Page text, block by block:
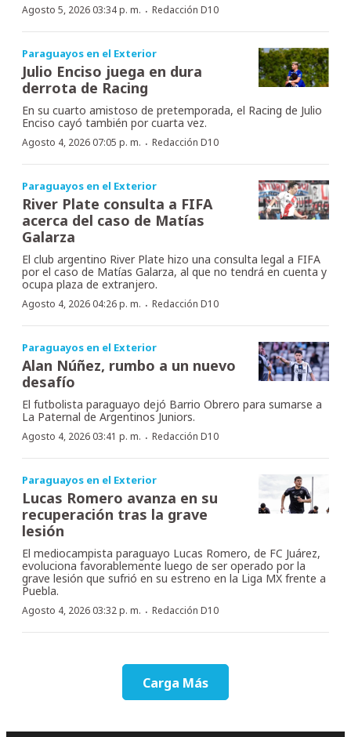
Agosto 5, 2026 03:34 p. m. · Redacción D10
Paraguayos en el Exterior
Julio Enciso juega en dura
derrota de Racing
En su cuarto amistoso de pretemporada, el Racing de Julio
Enciso cayó también por cuarta vez.
Agosto 4, 2026 07:05 p. m. · Redacción D10
Paraguayos en el Exterior
River Plate consulta a FIFA
acerca del caso de Matías
Galarza
El club argentino River Plate hizo una consulta legal a FIFA
por el caso de Matías Galarza, al que no tendrá en cuenta y
ocupa plaza de extranjero.
Agosto 4, 2026 04:26 p. m. · Redacción D10
Paraguayos en el Exterior
Alan Núñez, rumbo a un nuevo
desafío
El futbolista paraguayo dejó Barrio Obrero para sumarse a
La Paternal de Argentinos Juniors.
Agosto 4, 2026 03:41 p. m. · Redacción D10
Paraguayos en el Exterior
Lucas Romero avanza en su
recuperación tras la grave
lesión
El mediocampista paraguayo Lucas Romero, de FC Juárez,
evoluciona favorablemente luego de ser operado por la
grave lesión que sufrió en su estreno en la Liga MX frente a
Puebla.
Agosto 4, 2026 03:32 p. m. · Redacción D10
Carga Más